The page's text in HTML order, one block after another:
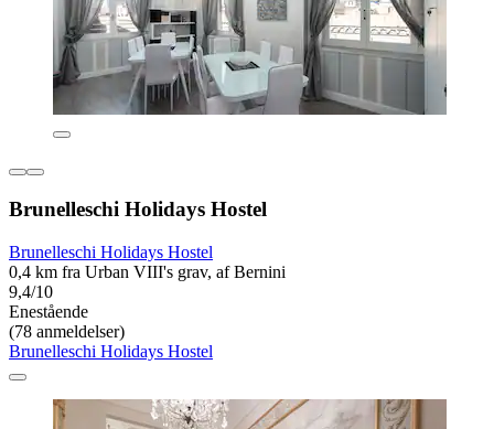
Brunelleschi Holidays Hostel
Brunelleschi Holidays Hostel
0,4 km fra Urban VIII's grav, af Bernini
9,4/10
Enestående
(78 anmeldelser)
Brunelleschi Holidays Hostel